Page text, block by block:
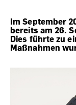
Im September
bereits am 26.
Dies führte zu
Maßnahmen